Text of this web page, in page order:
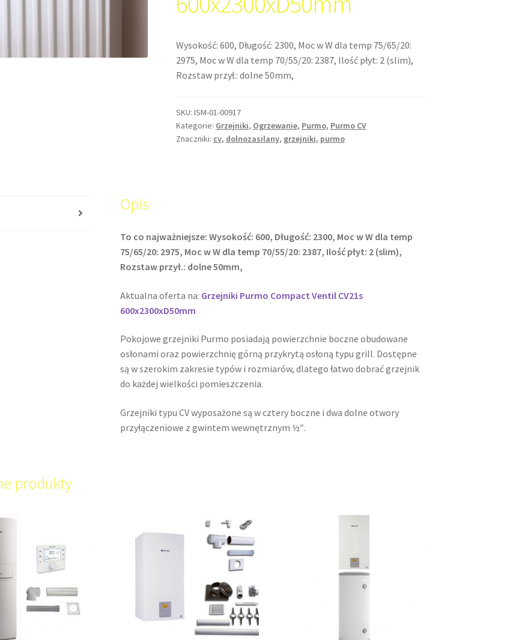
Wysokość: 600, Długość: 2300, Moc w W dla temp 75/65/20:
2975, Moc w W dla temp 70/55/20: 2387, Ilość płyt: 2 (slim),
Rozstaw przył.: dolne 50mm,
SKU: ISM-01-00917
Kategorie: Grzejniki, Ogrzewanie, Purmo, Purmo CV
Znaczniki: cv, dolnozasilany, grzejniki, purmo
Opis
To co najważniejsze: Wysokość: 600, Długość: 2300, Moc w W dla temp
75/65/20: 2975, Moc w W dla temp 70/55/20: 2387, Ilość płyt: 2 (slim),
Rozstaw przył.: dolne 50mm,
Aktualna oferta na: Grzejniki Purmo Compact Ventil CV21s
600x2300xD50mm
Pokojowe grzejniki Purmo posiadają powierzchnie boczne obudowane
osłonami oraz powierzchnię górną przykrytą osłoną typu grill. Dostępne
są w szerokim zakresie typów i rozmiarów, dlatego łatwo dobrać grzejnik
do każdej wielkości pomieszczenia.
Grzejniki typu CV wyposażone są w cztery boczne i dwa dolne otwory
przyłączeniowe z gwintem wewnętrznym ½″.
produkty